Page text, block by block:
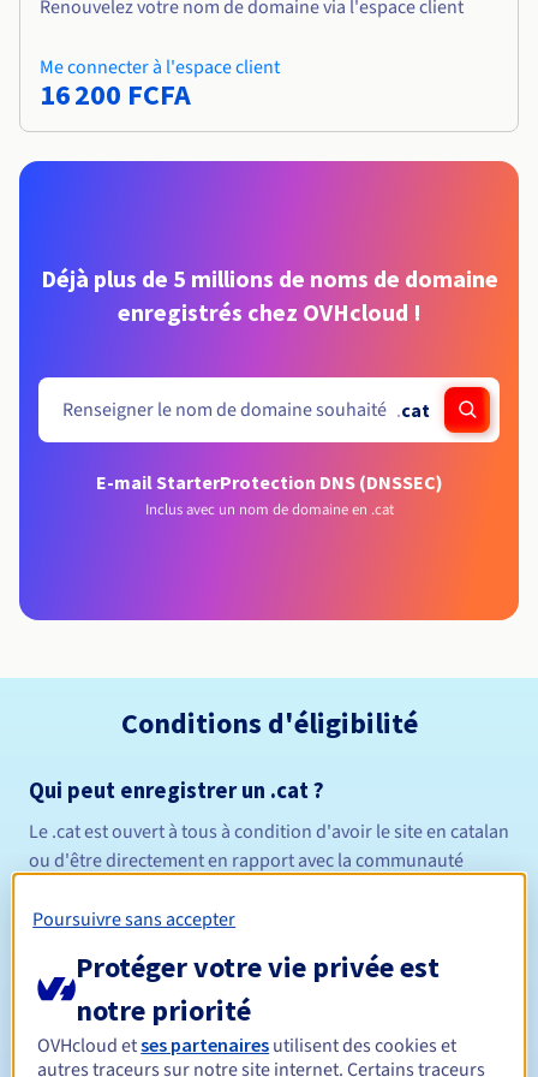
Renouvelez votre nom de domaine via l'espace client
Me connecter à l'espace client
16 200 FCFA
Déjà plus de 5 millions de noms de domaine
enregistrés chez OVHcloud !
.cat
E-mail StarterProtection DNS (DNSSEC)
Inclus avec un nom de domaine en .cat
Conditions d'éligibilité
Qui peut enregistrer un .cat ?
Le .cat est ouvert à tous à condition d'avoir le site en catalan
ou d'être directement en rapport avec la communauté
Règles de gestion et notifications
Durée de réservation Entre 1 et 10 ans
Poursuivre sans accepter
Protéger votre vie privée est
notre priorité
OVHcloud etses partenaires utilisent des cookies et
autres traceurs sur notre site internet. Certains traceurs